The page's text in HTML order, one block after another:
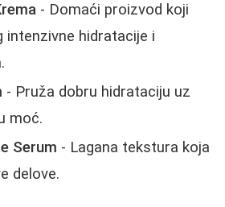
- Domaći proizvod koji
intenzivne hidratacije i
- Pruža dobru hidrataciju uz
moć.
Serum - Lagana tekstura koja
delove.